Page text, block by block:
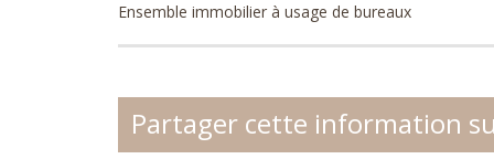
Ensemble immobilier à usage de bureaux
Partager cette information